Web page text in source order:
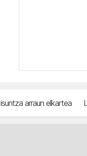
isuntza arraun elkartea